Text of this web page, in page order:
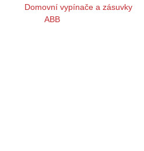
Domovní vypínače a zásuvky
ABB